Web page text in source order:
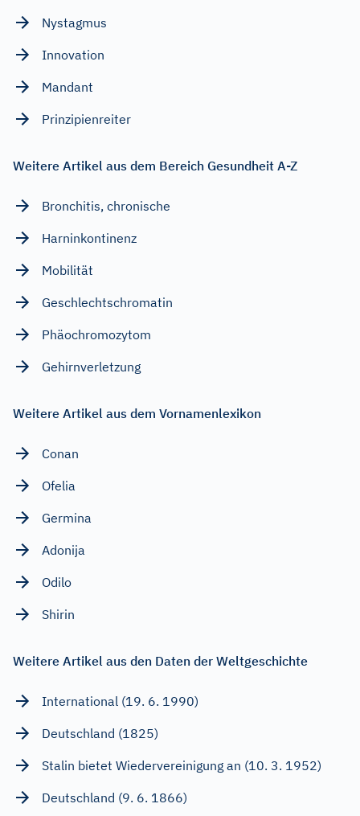
Nystagmus
Innovation
Mandant
Prinzipienreiter
Weitere Artikel aus dem Bereich Gesundheit A-Z
Bronchitis, chronische
Harninkontinenz
Mobilität
Geschlechtschromatin
Phäochromozytom
Gehirnverletzung
Weitere Artikel aus dem Vornamenlexikon
Conan
Ofelia
Germina
Adonija
Odilo
Shirin
Weitere Artikel aus den Daten der Weltgeschichte
International (19. 6. 1990)
Deutschland (1825)
Stalin bietet Wiedervereinigung an (10. 3. 1952)
Deutschland (9. 6. 1866)